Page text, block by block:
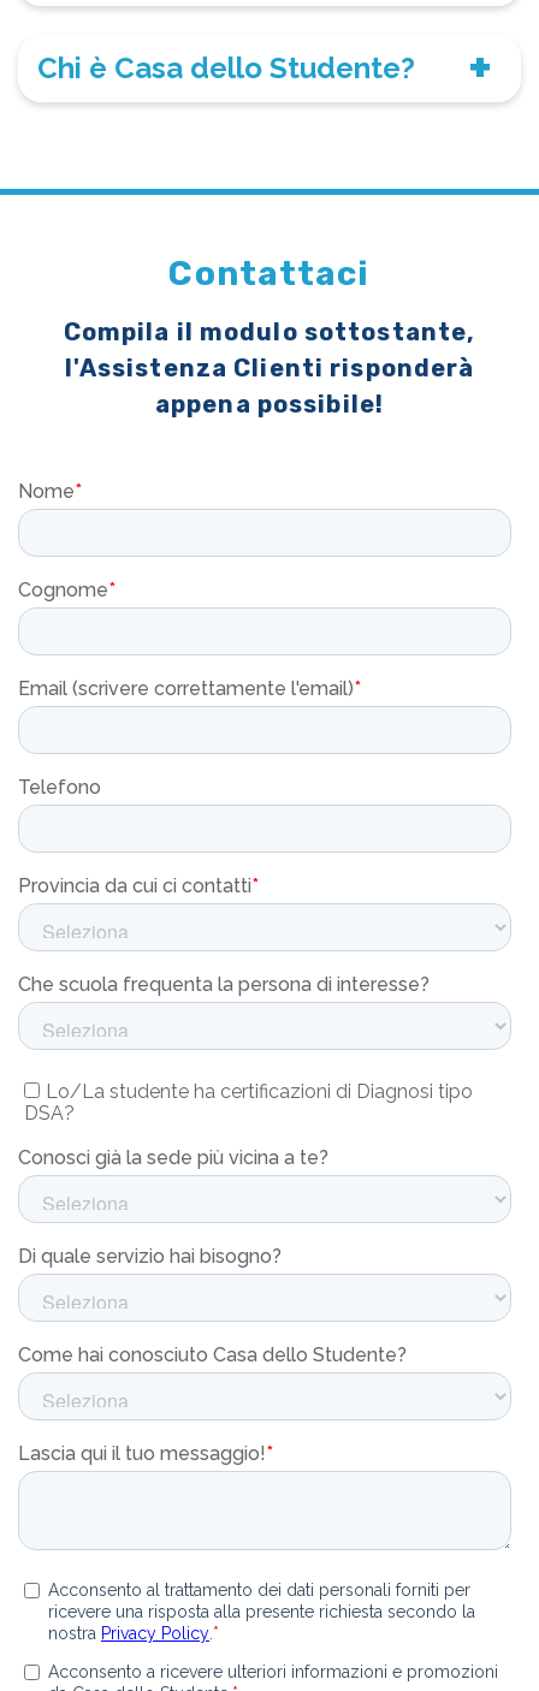
Chi è Casa dello Studente?
Contattaci
Compila il modulo sottostante,
l'Assistenza Clienti risponderà
appena possibile!